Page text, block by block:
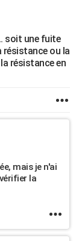
soit une fuite
ou la
résistance en
mais je n'ai
la